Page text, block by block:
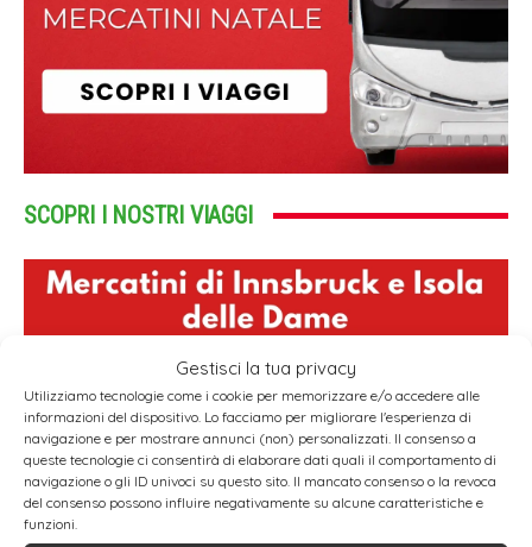
Gestisci la tua privacy
Utilizziamo tecnologie come i cookie per memorizzare e/o accedere alle
informazioni del dispositivo. Lo facciamo per migliorare l'esperienza di
navigazione e per mostrare annunci (non) personalizzati. Il consenso a
queste tecnologie ci consentirà di elaborare dati quali il comportamento di
navigazione o gli ID univoci su questo sito. Il mancato consenso o la revoca
del consenso possono influire negativamente su alcune caratteristiche e
funzioni.
SCOPRI I NOSTRI VIAGGI